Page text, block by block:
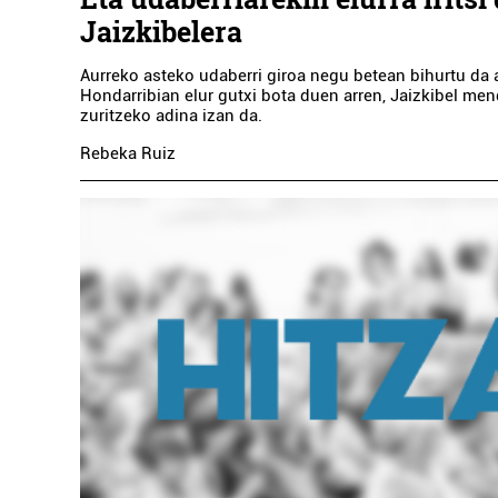
Jaizkibelera
Aurreko asteko udaberri giroa negu betean bihurtu da
Hondarribian elur gutxi bota duen arren, Jaizkibel
zuritzeko adina izan da.
Rebeka Ruiz
PASAIAKO TXIRRITA AEK
Pasaia